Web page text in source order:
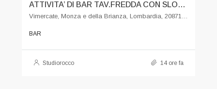
ATTIVITA’ DI BAR TAV.FREDDA CON SLOT IN PROVINCIA DI MONZA
Vimercate, Monza e della Brianza, Lombardia, 20871, Italia
BAR
Studiorocco 14 ore fa